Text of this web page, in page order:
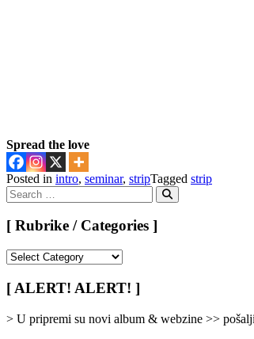
Spread the love
Posted in intro, seminar, stripTagged strip
Search
for:
Search
[ Rubrike / Categories ]
/
Categories
[ ALERT! ALERT! ]
> U pripremi su novi album & webzine >>